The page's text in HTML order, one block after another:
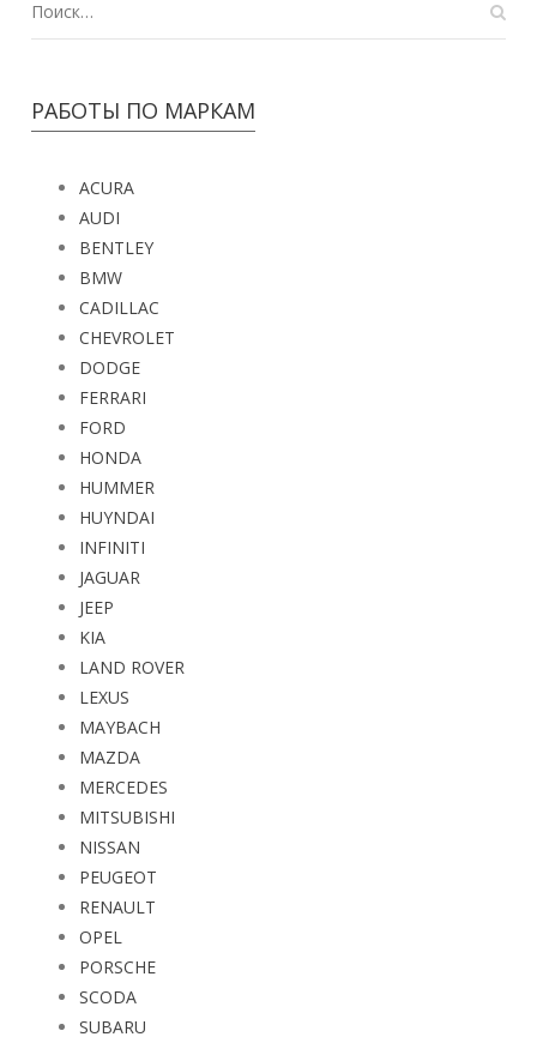
РАБОТЫ ПО МАРКАМ
ACURA
AUDI
BENTLEY
BMW
CADILLAC
CHEVROLET
DODGE
FERRARI
FORD
HONDA
HUMMER
HUYNDAI
INFINITI
JAGUAR
JEEP
KIA
LAND ROVER
LEXUS
MAYBACH
MAZDA
MERCEDES
MITSUBISHI
NISSAN
PEUGEOT
RENAULT
OPEL
PORSCHE
SCODA
SUBARU